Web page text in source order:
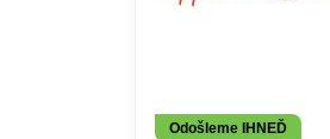
Odošleme IHNEĎ